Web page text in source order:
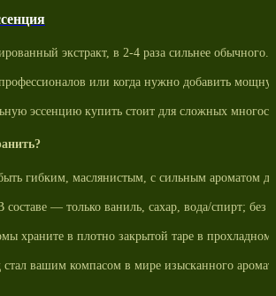
экстракт, в 2-4 раза сильнее обычного.
или когда нужно добавить
эссенцию купить стоит для сложных
гибким, маслянистым, с сильным ароматом
составе — только ваниль, сахар, вода/спирт; без
храните в плотно закрытой таре в
стал вашим компасом в мире изысканного